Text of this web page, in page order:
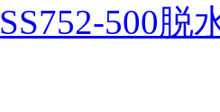
SS752-500脱